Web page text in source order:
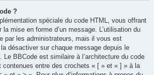
?
spéciale du code HTML, vous offrant
mise en forme d’un message. L’utilisation du
par les administrateurs, mais il vous est
désactiver sur chaque message depuis le
Le BBCode est similaire à l’architecture du code
contenues entre des crochets « [ » et « ] » à la